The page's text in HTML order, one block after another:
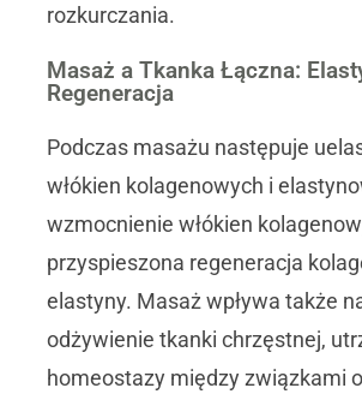
rozkurczania.
Masaż a Tkanka Łączna:
Regeneracja
Podczas masażu następuje
włókien kolagenowych i
wzmocnienie włókien
przyspieszona regeneracja
elastyny. Masaż wpływa także
odżywienie tkanki chrzęstnej,
homeostazy między związkami